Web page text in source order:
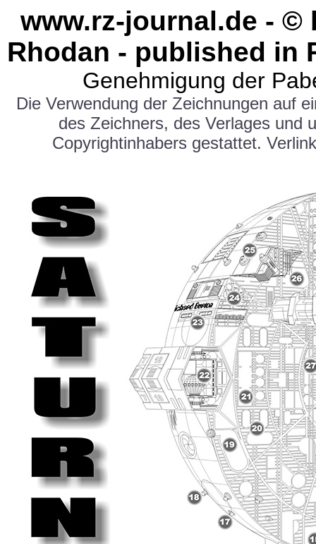
www.rz-journal.de - ©
Rhodan - published in
Genehmigung der
Die Verwendung der Zeichnungen auf
des Zeichners, des Verlages und
Copyrightinhabers gestattet.